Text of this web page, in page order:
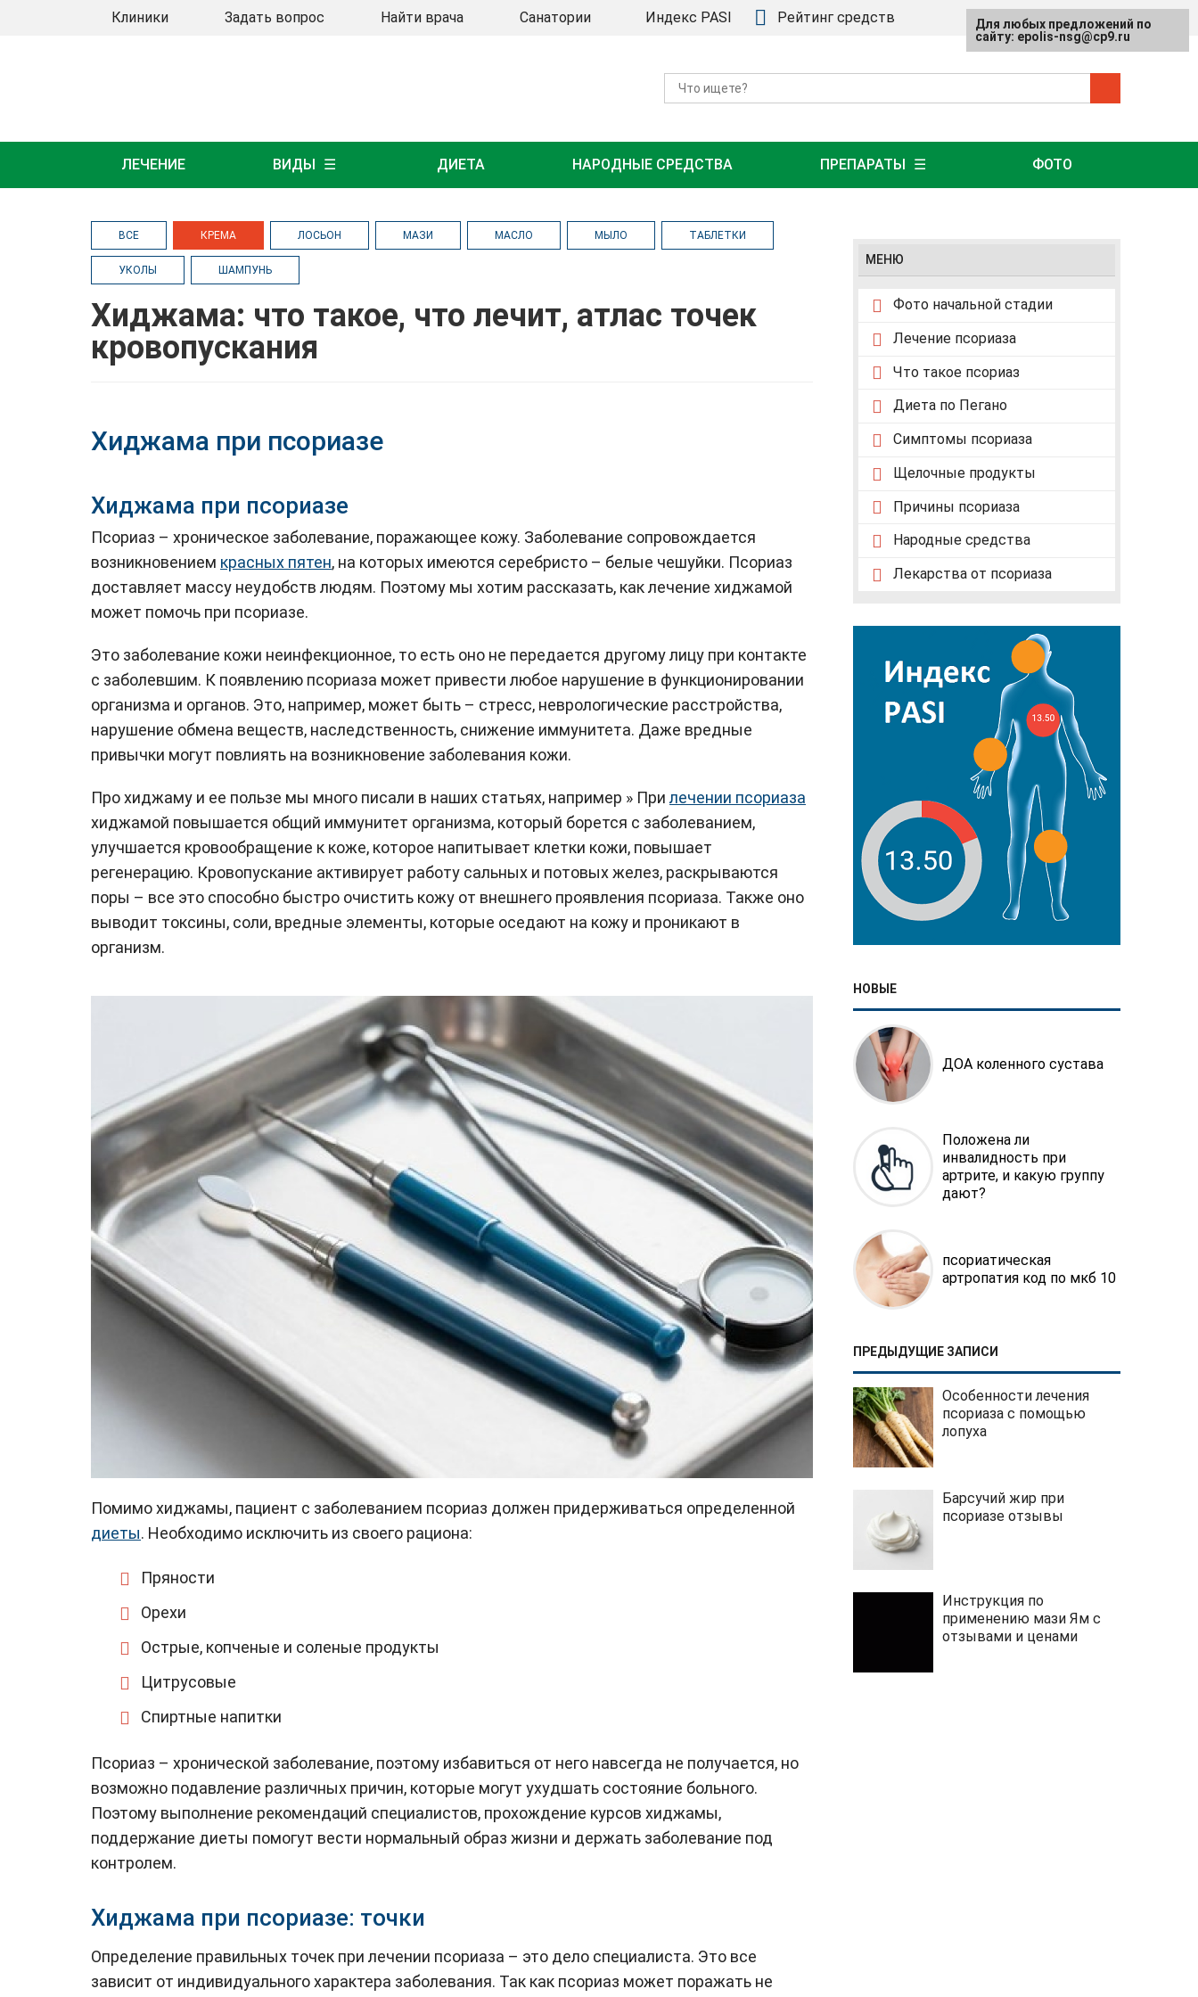
Клиники Задать вопрос Найти врача Санатории Индекс PASI Рейтинг средств
ЛЕЧЕНИЕ ВИДЫ ДИЕТА НАРОДНЫЕ СРЕДСТВА ПРЕПАРАТЫ ФОТО
ВСЕ КРЕМА ЛОСЬОН МАЗИ МАСЛО МЫЛО ТАБЛЕТКИ
УКОЛЫ ШАМПУНЬ
Хиджама: что такое, что лечит, атлас точек
кровопускания
Хиджама при псориазе
Хиджама при псориазе
Псориаз – хроническое заболевание, поражающее кожу. Заболевание сопровождается
возникновением красных пятен, на которых имеются серебристо – белые чешуйки. Псориаз
доставляет массу неудобств людям. Поэтому мы хотим рассказать, как лечение хиджамой
может помочь при псориазе.
Это заболевание кожи неинфекционное, то есть оно не передается другому лицу при контакте
с заболевшим. К появлению псориаза может привести любое нарушение в функционировании
организма и органов. Это, например, может быть – стресс, неврологические расстройства,
нарушение обмена веществ, наследственность, снижение иммунитета. Даже вредные
привычки могут повлиять на возникновение заболевания кожи.
Про хиджаму и ее пользе мы много писали в наших статьях, например » При лечении псориаза
хиджамой повышается общий иммунитет организма, который борется с заболеванием,
улучшается кровообращение к коже, которое напитывает клетки кожи, повышает
регенерацию. Кровопускание активирует работу сальных и потовых желез, раскрываются
поры – все это способно быстро очистить кожу от внешнего проявления псориаза. Также оно
выводит токсины, соли, вредные элементы, которые оседают на кожу и проникают в
организм.
Помимо хиджамы, пациент с заболеванием псориаз должен придерживаться определенной
диеты. Необходимо исключить из своего рациона:
Пряности
Орехи
Острые, копченые и соленые продукты
Цитрусовые
Спиртные напитки
Псориаз – хронической заболевание, поэтому избавиться от него навсегда не получается, но
возможно подавление различных причин, которые могут ухудшать состояние больного.
Поэтому выполнение рекомендаций специалистов, прохождение курсов хиджамы,
поддержание диеты помогут вести нормальный образ жизни и держать заболевание под
контролем.
Хиджама при псориазе: точки
Определение правильных точек при лечении псориаза – это дело специалиста. Это все
зависит от индивидуального характера заболевания. Так как псориаз может поражать не
МЕНЮ
Фото начальной стадии
Лечение псориаза
Что такое псориаз
Диета по Пегано
Симптомы псориаза
Щелочные продукты
Причины псориаза
Народные средства
Лекарства от псориаза
НОВЫЕ
ДОА коленного сустава
Положена ли
инвалидность при
артрите, и какую группу
дают?
псориатическая
артропатия код по мкб 10
ПРЕДЫДУЩИЕ ЗАПИСИ
Особенности лечения
псориаза с помощью
лопуха
Барсучий жир при
псориазе отзывы
Инструкция по
применению мази Ям с
отзывами и ценами
Для любых предложений по
сайту: epolis-nsg@cp9.ru